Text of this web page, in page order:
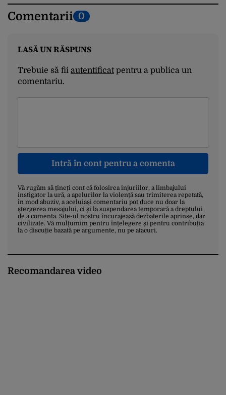
Comentarii 0
LASĂ UN RĂSPUNS
Trebuie să fii autentificatpentru a publica un
comentariu.
Intră în cont pentru a comenta
Vă rugăm să țineți cont că folosirea injuriilor, a limbajului
instigator la ură, a apelurilor la violență sau trimiterea repetată,
în mod abuziv, a aceluiași comentariu pot duce nu doar la
ștergerea mesajului, ci și la suspendarea temporară a dreptului
de a comenta. Site-ul nostru încurajează dezbaterile aprinse, dar
civilizate. Vă mulțumim pentru înțelegere și pentru contribuția
la o discuție bazată pe argumente, nu pe atacuri.
Recomandarea video